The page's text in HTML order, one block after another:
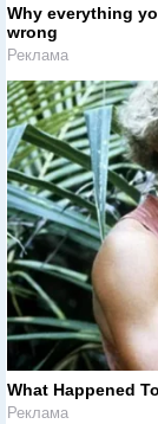
Why everything
wrong
Реклама
What Happened
Реклама